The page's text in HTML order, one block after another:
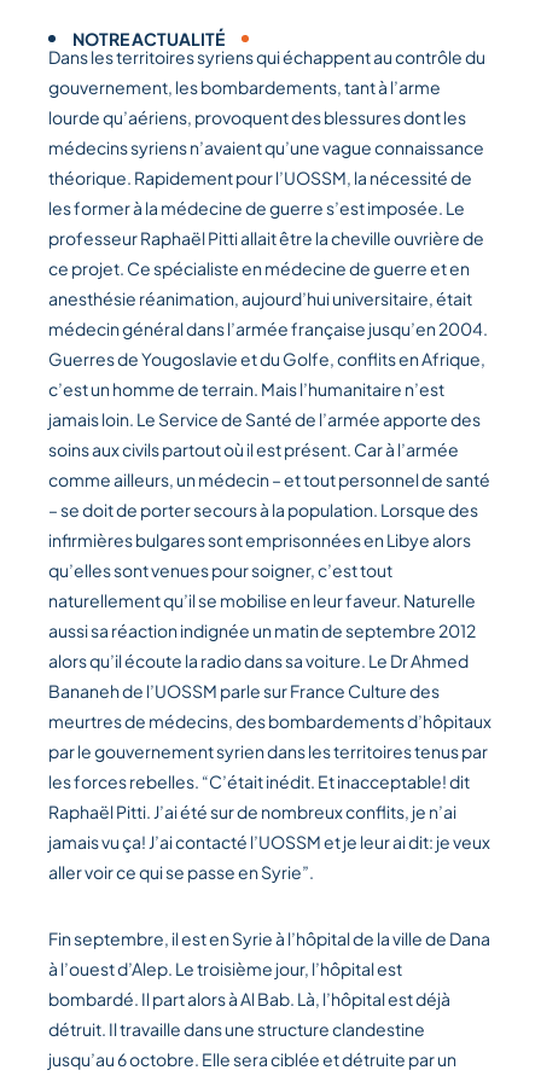
NOTRE ACTUALITÉ
Dans les territoires syriens qui échappent au contrôle du
gouvernement, les bombardements, tant à l’arme
lourde qu’aériens, provoquent des blessures dont les
médecins syriens n’avaient qu’une vague connaissance
théorique. Rapidement pour l’UOSSM, la nécessité de
les former à la médecine de guerre s’est imposée. Le
professeur Raphaël Pitti allait être la cheville ouvrière de
ce projet. Ce spécialiste en médecine de guerre et en
anesthésie réanimation, aujourd’hui universitaire, était
médecin général dans l’armée française jusqu’en 2004.
Guerres de Yougoslavie et du Golfe, conflits en Afrique,
c’est un homme de terrain. Mais l’humanitaire n’est
jamais loin. Le Service de Santé de l’armée apporte des
soins aux civils partout où il est présent. Car à l’armée
comme ailleurs, un médecin – et tout personnel de santé
– se doit de porter secours à la population. Lorsque des
infirmières bulgares sont emprisonnées en Libye alors
qu’elles sont venues pour soigner, c’est tout
naturellement qu’il se mobilise en leur faveur. Naturelle
aussi sa réaction indignée un matin de septembre 2012
alors qu’il écoute la radio dans sa voiture. Le Dr Ahmed
Bananeh de l’UOSSM parle sur France Culture des
meurtres de médecins, des bombardements d’hôpitaux
par le gouvernement syrien dans les territoires tenus par
les forces rebelles. “C’était inédit. Et inacceptable! dit
Raphaël Pitti. J’ai été sur de nombreux conflits, je n’ai
jamais vu ça! J’ai contacté l’UOSSM et je leur ai dit: je veux
aller voir ce qui se passe en Syrie”.
Fin septembre, il est en Syrie à l’hôpital de la ville de Dana
à l’ouest d’Alep. Le troisième jour, l’hôpital est
bombardé. Il part alors à Al Bab. Là, l’hôpital est déjà
détruit. Il travaille dans une structure clandestine
jusqu’au 6 octobre. Elle sera ciblée et détruite par un